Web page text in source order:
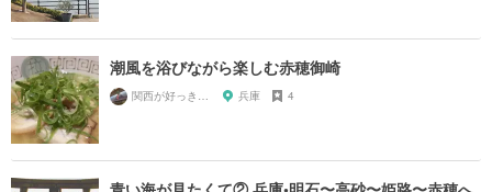
潮風を浴びながら楽しむ赤穂御崎
兵庫 4